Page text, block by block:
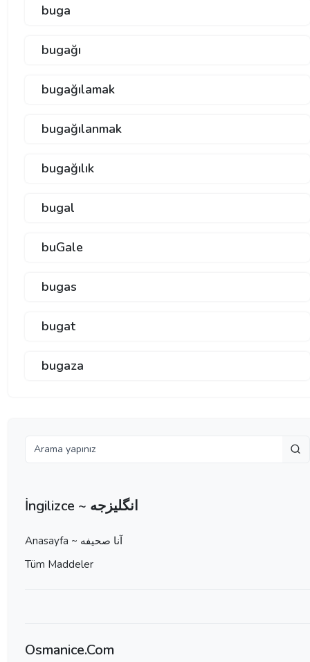
buga
bugağı
bugağılamak
bugağılanmak
bugağılık
bugal
buGale
bugas
bugat
bugaza
İngilizce ~ انگلیزجه
Anasayfa ~ آنا صحيفه
Tüm Maddeler
Osmanice.Com